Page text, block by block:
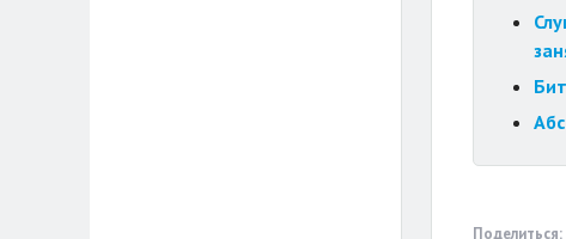
Поделиться: